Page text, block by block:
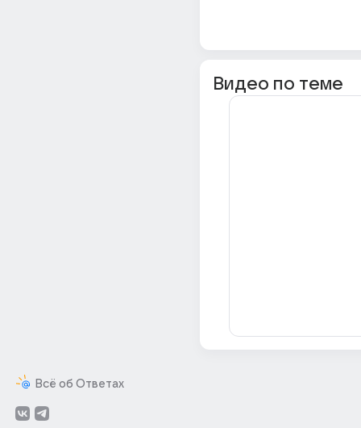
Всё об Ответах
Видео по теме